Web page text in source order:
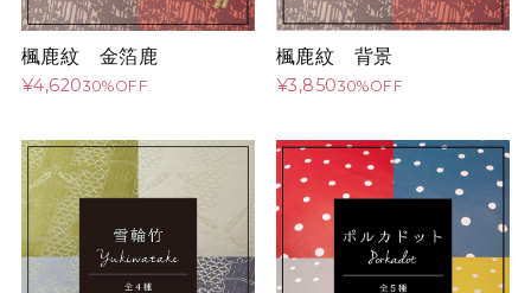
楓鹿紋 金箔鹿
¥4,62030%OFF
楓鹿紋 背景
¥3,85030%OFF